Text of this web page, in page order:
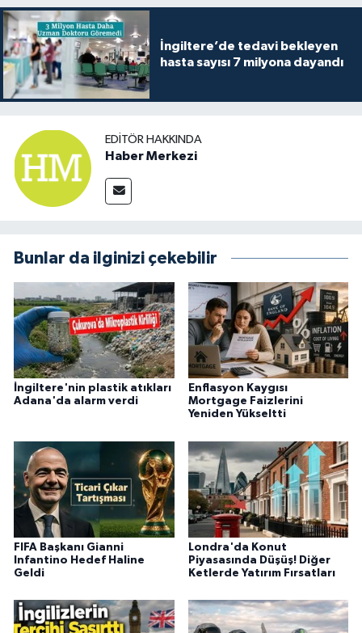
İngiltere’de tedavi bekleyen
hasta sayısı 7 milyona dayandı
EDITÖR HAKKINDA
Haber Merkezi
Bunlar da ilginizi çekebilir
İngiltere'nin plastik atıkları
Adana'da alarm verdi
Enflasyon Kaygısı
Mortgage Faizlerini
Yeniden Yükseltti
FIFA Başkanı Gianni
Infantino Hedef Haline
Geldi
Londra'da Konut
Piyasasında Düşüş! Diğer
Ketlerde Yatırım Fırsatları